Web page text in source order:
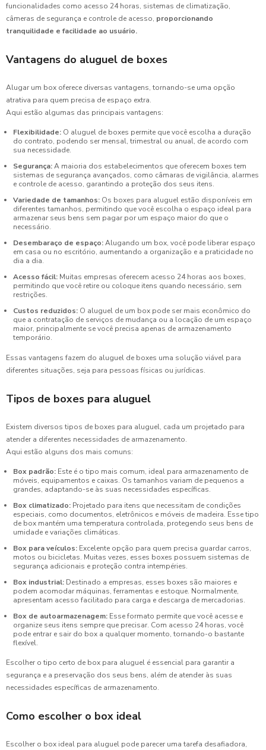
funcionalidades como acesso 24 horas, sistemas de climatização,
câmeras de segurança e controle de acesso, proporcionando
tranquilidade e facilidade ao usuário.
Vantagens do aluguel de boxes
Alugar um box oferece diversas vantagens, tornando-se uma opção
atrativa para quem precisa de espaço extra.
Aqui estão algumas das principais vantagens:
Flexibilidade: O aluguel de boxes permite que você escolha a duração
do contrato, podendo ser mensal, trimestral ou anual, de acordo com
sua necessidade.
Segurança:A maioria dos estabelecimentos que oferecem boxes tem
sistemas de segurança avançados, como câmaras de vigilância, alarmes
e controle de acesso, garantindo a proteção dos seus itens.
Variedade de tamanhos: Os boxes para aluguel estão disponíveis em
diferentes tamanhos, permitindo que você escolha o espaço ideal para
armazenar seus bens sem pagar por um espaço maior do que o
necessário.
Desembaraço de espaço:Alugando um box, você pode liberar espaço
em casa ou no escritório, aumentando a organização e a praticidade no
dia a dia.
Acesso fácil: Muitas empresas oferecem acesso 24 horas aos boxes,
permitindo que você retire ou coloque itens quando necessário, sem
restrições.
Custos reduzidos: O aluguel de um box pode ser mais econômico do
que a contratação de serviços de mudança ou a locação de um espaço
maior, principalmente se você precisa apenas de armazenamento
temporário.
Essas vantagens fazem do aluguel de boxes uma solução viável para
diferentes situações, seja para pessoas físicas ou jurídicas.
Tipos de boxes para aluguel
Existem diversos tipos de boxes para aluguel, cada um projetado para
atender a diferentes necessidades de armazenamento.
Aqui estão alguns dos mais comuns:
Box padrão: Este é o tipo mais comum, ideal para armazenamento de
móveis, equipamentos e caixas. Os tamanhos variam de pequenos a
grandes, adaptando-se às suas necessidades específicas.
Box climatizado: Projetado para itens que necessitam de condições
especiais, como documentos, eletrônicos e móveis de madeira. Esse tipo
de box mantém uma temperatura controlada, protegendo seus bens de
umidade e variações climáticas.
Box para veículos: Excelente opção para quem precisa guardar carros,
motos ou bicicletas. Muitas vezes, esses boxes possuem sistemas de
segurança adicionais e proteção contra intempéries.
Box industrial: Destinado a empresas, esses boxes são maiores e
podem acomodar máquinas, ferramentas e estoque. Normalmente,
apresentam acesso facilitado para carga e descarga de mercadorias.
Box de autoarmazenagem: Esse formato permite que você acesse e
organize seus itens sempre que precisar. Com acesso 24 horas, você
pode entrar e sair do box a qualquer momento, tornando-o bastante
flexível.
Escolher o tipo certo de box para aluguel é essencial para garantir a
segurança e a preservação dos seus bens, além de atender às suas
necessidades específicas de armazenamento.
Como escolher o box ideal
Escolher o box ideal para aluguel pode parecer uma tarefa desafiadora,